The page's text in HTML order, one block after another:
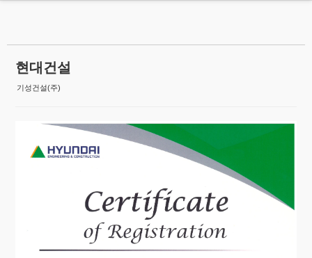
현대건설
기성건설(주)
회사소개
- 조직도
- 협력업체
Sketchbook5, 스케치북5
Sketchbook5, 스케치북5